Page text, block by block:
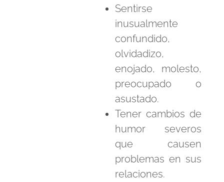
Sentirse
inusualmente
confundido,
olvidadizo,
enojado, molesto,
preocupado o
asustado.
Tener cambios de
humor severos
que causen
problemas en sus
relaciones.